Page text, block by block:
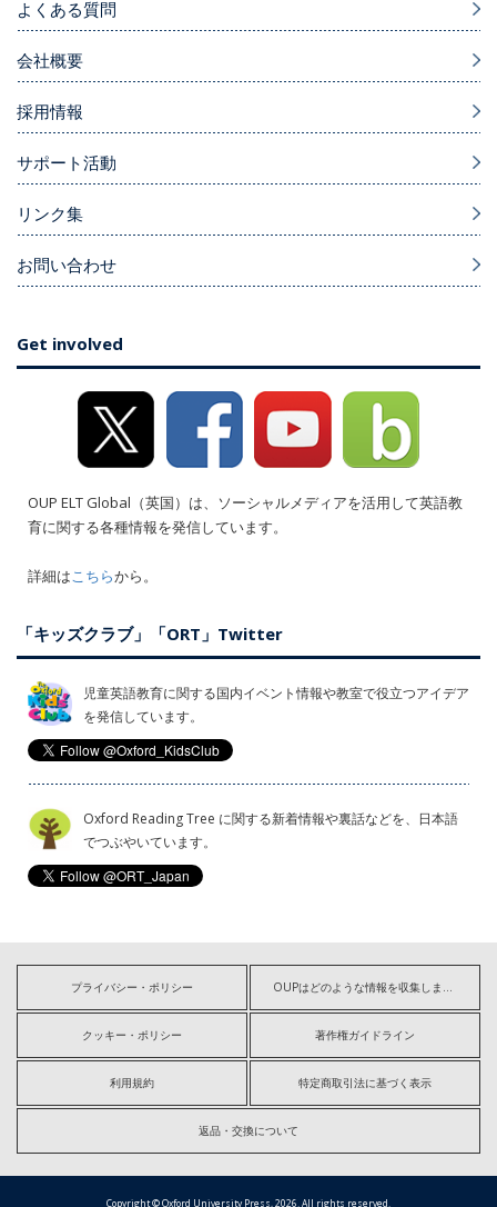
よくある質問
会社概要
採用情報
サポート活動
リンク集
お問い合わせ
Get involved
OUP ELT Global（英国）は、ソーシャルメディアを活用して英語教
育に関する各種情報を発信しています。
詳細はこちらから。
「キッズクラブ」「ORT」Twitter
児童英語教育に関する国内イベント情報や教室で役立つアイデア
を発信しています。
Oxford Reading Tree に関する新着情報や裏話などを、日本語
でつぶやいています。
プライバシー・ポリシー OUPはどのような情報を収集しますか?
クッキー・ポリシー 著作権ガイドライン
利用規約 特定商取引法に基づく表示
返品・交換について
Copyright © Oxford University Press, 2026. All rights reserved.